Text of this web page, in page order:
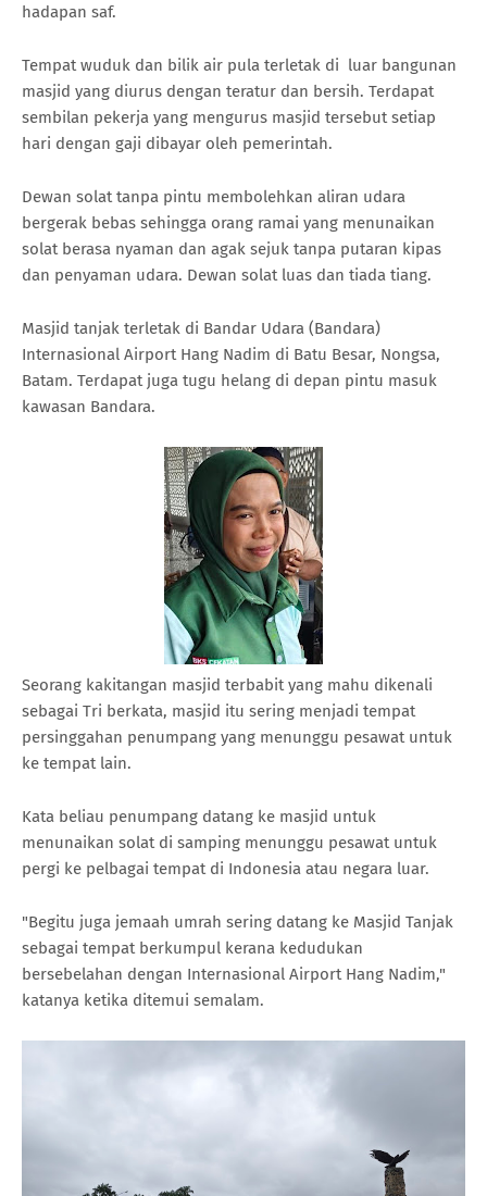
hadapan saf.
Tempat wuduk dan bilik air pula terletak di luar bangunan
masjid yang diurus dengan teratur dan bersih. Terdapat
sembilan pekerja yang mengurus masjid tersebut setiap
hari dengan gaji dibayar oleh pemerintah.
Dewan solat tanpa pintu membolehkan aliran udara
bergerak bebas sehingga orang ramai yang menunaikan
solat berasa nyaman dan agak sejuk tanpa putaran kipas
dan penyaman udara. Dewan solat luas dan tiada tiang.
Masjid tanjak terletak di Bandar Udara (Bandara)
Internasional Airport Hang Nadim di Batu Besar, Nongsa,
Batam. Terdapat juga tugu helang di depan pintu masuk
kawasan Bandara.
Seorang kakitangan masjid terbabit yang mahu dikenali
sebagai Tri berkata, masjid itu sering menjadi tempat
persinggahan penumpang yang menunggu pesawat untuk
ke tempat lain.
Kata beliau penumpang datang ke masjid untuk
menunaikan solat di samping menunggu pesawat untuk
pergi ke pelbagai tempat di Indonesia atau negara luar.
"Begitu juga jemaah umrah sering datang ke Masjid Tanjak
sebagai tempat berkumpul kerana kedudukan
bersebelahan dengan Internasional Airport Hang Nadim,"
katanya ketika ditemui semalam.